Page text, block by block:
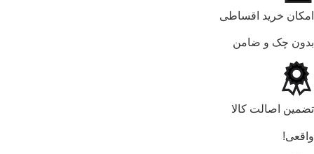
امکان خرید اقساطی
بدون چک و ضامن
تضمین اصالت کالا
واقعی!